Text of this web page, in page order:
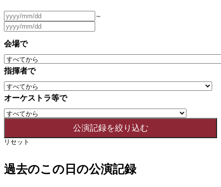
～
会場で
指揮者で
オーケストラ等で
リセット
過去のこの日の公演記録